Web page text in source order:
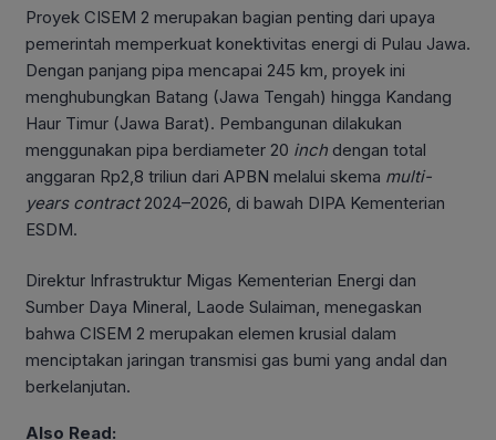
Proyek CISEM 2 merupakan bagian penting dari upaya
pemerintah memperkuat konektivitas energi di Pulau Jawa.
Dengan panjang pipa mencapai 245 km, proyek ini
menghubungkan Batang (Jawa Tengah) hingga Kandang
Haur Timur (Jawa Barat). Pembangunan dilakukan
menggunakan pipa berdiameter 20 inch dengan total
anggaran Rp2,8 triliun dari APBN melalui skema multi-
years contract2024–2026, di bawah DIPA Kementerian
ESDM.
Direktur Infrastruktur Migas Kementerian Energi dan
Sumber Daya Mineral, Laode Sulaiman, menegaskan
bahwa CISEM 2 merupakan elemen krusial dalam
menciptakan jaringan transmisi gas bumi yang andal dan
berkelanjutan.
Also Read: